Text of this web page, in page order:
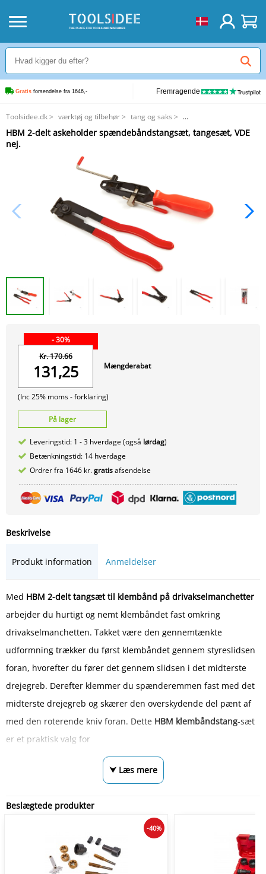
Gratis forsendelse fra 1646,- Fremragende
Toolsidee.dk> værktøj og tilbehør> tang og saks >
HBM 2-delt askeholder spændebåndstangsæt, tangesæt, VDE nej.
HBM 2-delt askeholder spændebåndstangsæt, tangesæt, VDE
nej.
- 30%
Kr. 170.66
131,25
(Inc 25% moms -forklaring)
Mængderabat
På lager
Leveringstid: 1 - 3 hverdage (også lørdag)
Betænkningstid: 14 hverdage
Ordrer fra 1646 kr.gratisafsendelse
Beskrivelse
Produkt information Anmeldelser
Med HBM 2-delt tangsæt til klembånd på drivakselmanchetter
arbejder du hurtigt og nemt klembåndet fast omkring
drivakselmanchetten. Takket være den gennemtænkte
udformning trækker du først klembåndet gennem styreslidsen
foran, hvorefter du fører det gennem slidsen i det midterste
drejegreb. Derefter klemmer du spænderemmen fast med det
midterste drejegreb og skærer den overskydende del pænt af
med den roterende kniv foran. Dette HBM klembåndstang-sæt
er et praktisk valg for
⮟ Læs mere
Beslægtede produkter
-40%